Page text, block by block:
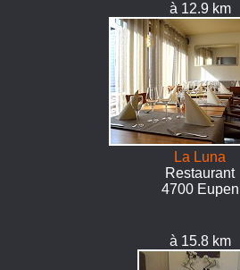
à 12.9 km
La Luna
Restaurant
4700 Eupen
à 15.8 km